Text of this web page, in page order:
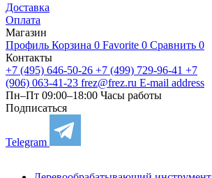
Доставка
Оплата
Магазин
Профиль Корзина 0 Favorite 0 Сравнить 0
Контакты
+7 (495) 646-50-26 +7 (499) 729-96-41 +7
(906) 063-41-23 frez@frez.ru E-mail address
Пн–Пт 09:00–18:00 Часы работы
Подписаться
Telegram